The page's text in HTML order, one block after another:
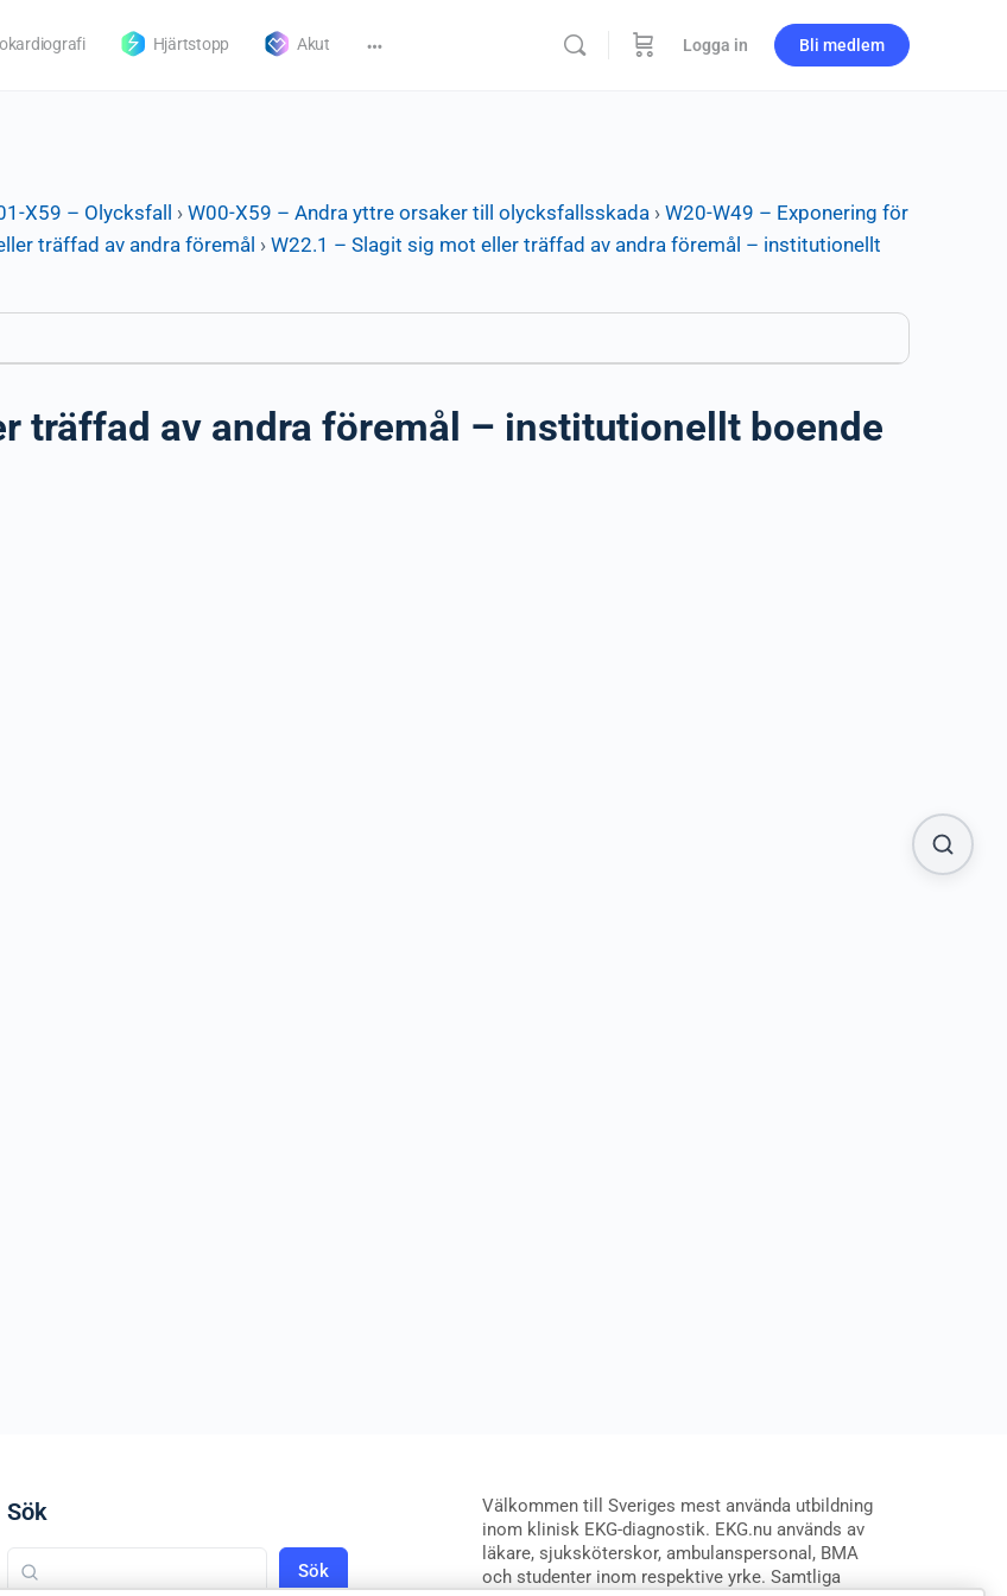
Hjärtstopp Akut Logga in Bli medlem
X59 – Olycksfall › W00-X59 – Andra yttre orsaker till olycksfallsskada › W20-W49 – Exponering för
träffad av andra föremål › W22.1 – Slagit sig mot eller träffad av andra föremål – institutionellt
träffad av andra föremål – institutionellt boende
Sök
Sök
Välkommen till Sveriges mest använda utbildning
inom klinisk EKG-diagnostik. EKG.nu används av
läkare, sjuksköterskor, ambulanspersonal, BMA
och studenter inom respektive yrke. Samtliga